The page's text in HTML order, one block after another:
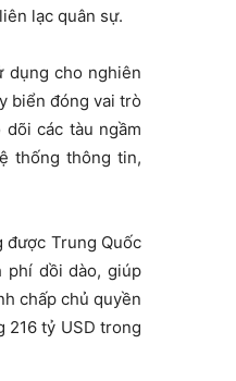
lạc quân sự.
dụng cho nghiên
biển đóng vai trò
các tàu ngầm
thống thông tin,
được Trung Quốc
phí dồi dào, giúp
chấp chủ quyền
216 tỷ USD trong